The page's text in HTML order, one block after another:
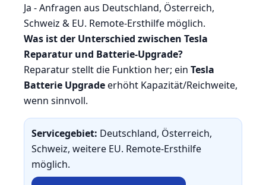
Ja - Anfragen aus Deutschland, Österreich,
Schweiz & EU. Remote-Ersthilfe möglich.
Was ist der Unterschied zwischen Tesla
Reparatur und Batterie-Upgrade?
Reparatur stellt die Funktion her; ein Tesla
Batterie Upgradeerhöht Kapazität/Reichweite,
wenn sinnvoll.
Servicegebiet: Deutschland, Österreich,
Schweiz, weitere EU. Remote-Ersthilfe
möglich.